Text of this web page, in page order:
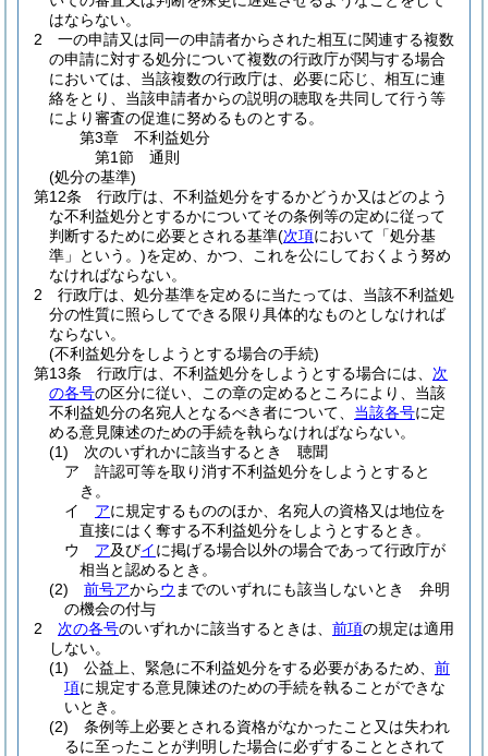
はならない。
2
一の申請又は同一の申請者からされた相互に関連する複数
の申請に対する処分について複数の行政庁が関与する場合
においては、当該複数の行政庁は、必要に応じ、相互に連
絡をとり、当該申請者からの説明の聴取を共同して行う等
により審査の促進に努めるものとする。
第3章
不利益処分
第1節
通則
(処分の基準)
第12条
行政庁は、不利益処分をするかどうか又はどのよう
な不利益処分とするかについてその条例等の定めに従って
判断するために必要とされる基準(次項において「処分基
準」という。)を定め、かつ、これを公にしておくよう努め
なければならない。
2
行政庁は、処分基準を定めるに当たっては、当該不利益処
分の性質に照らしてできる限り具体的なものとしなければ
ならない。
(不利益処分をしようとする場合の手続)
第13条
行政庁は、不利益処分をしようとする場合には、 次
の各号の区分に従い、この章の定めるところにより、当該
不利益処分の名宛人となるべき者について、 当該各号に定
める意見陳述のための手続を執らなければならない。
(1)
次のいずれかに該当するとき 聴聞
ア
許認可等を取り消す不利益処分をしようとすると
き。
イ
アに規定するもののほか、名宛人の資格又は地位を
直接にはく奪する不利益処分をしようとするとき。
ウ
ア及びイに掲げる場合以外の場合であって行政庁が
相当と認めるとき。
(2)
前号アからウ までのいずれにも該当しないとき 弁明
の機会の付与
2
次の各号のいずれかに該当するときは、 前項の規定は適用
しない。
(1)
公益上、緊急に不利益処分をする必要があるため、 前
項に規定する意見陳述のための手続を執ることができな
いとき。
(2)
条例等上必要とされる資格がなかったこと又は失われ
るに至ったことが判明した場合に必ずすることとされて